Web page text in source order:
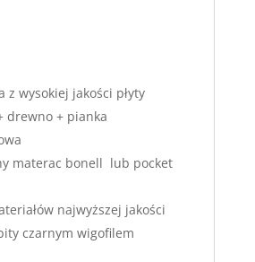
z wysokiej jakości płyty
drewno + pianka
materac bonell lub pocket
najwyższej jakości
czarnym wigofilem